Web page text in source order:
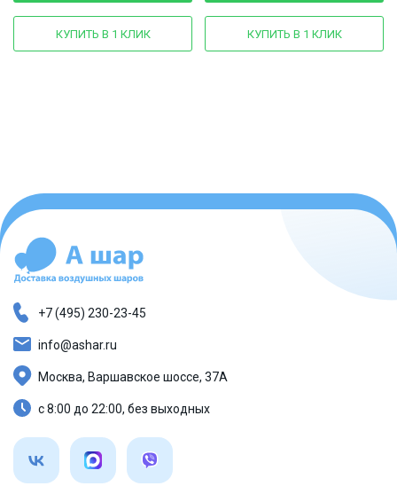
КУПИТЬ В 1 КЛИК КУПИТЬ В 1 КЛИК
+7 (495) 230-23-45
info@ashar.ru
Москва, Варшавское шоссе, 37А
с 8:00 до 22:00, без выходных